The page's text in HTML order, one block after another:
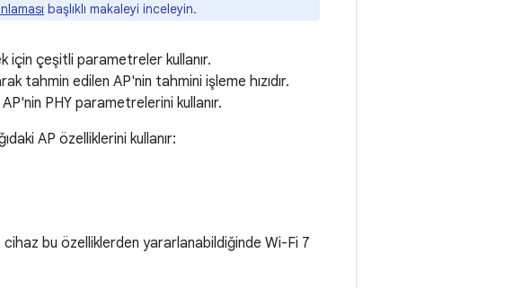
başlıklı makaleyi inceleyin.
için çeşitli parametreler kullanır.
tahmin edilen AP'nin tahmini işleme hızıdır.
PHY parametrelerini kullanır.
AP özelliklerini kullanır:
cihaz bu özelliklerden yararlanabildiğinde Wi-Fi 7